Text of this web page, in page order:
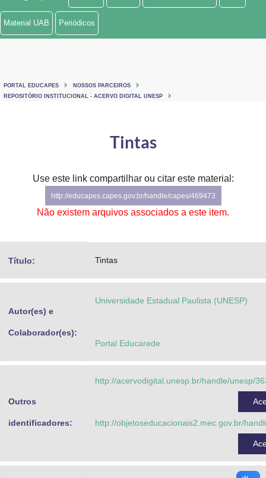
Ministério de Minas e Energia
Ministério do Turismo
Advocacia-Geral da União
Planalto
Material UAB Periódicos
PORTAL EDUCAPES
NOSSOS PARCEIROS
REPOSITÓRIO INSTITUCIONAL - ACERVO DIGITAL UNESP
Tintas
Use este link compartilhar ou citar este material:
http://educapes.capes.gov.br/handle/capes/469473
Não existem arquivos associados a este item.
Título: Tintas
Autor(es) e
Colaborador(es):
Universidade Estadual Paulista (UNESP)
Portal Educarede
Outros
identificadores:
http://acervodigital.unesp.br/handle/unesp/
http://objetoseducacionais2.mec.gov.br/